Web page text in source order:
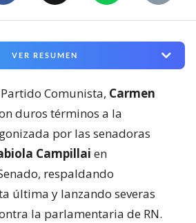
VER RESUMEN
Comunista, Carmen
duros términos a la
por las senadoras
Campillai en
respaldando
última y lanzando severas
la parlamentaria de RN.